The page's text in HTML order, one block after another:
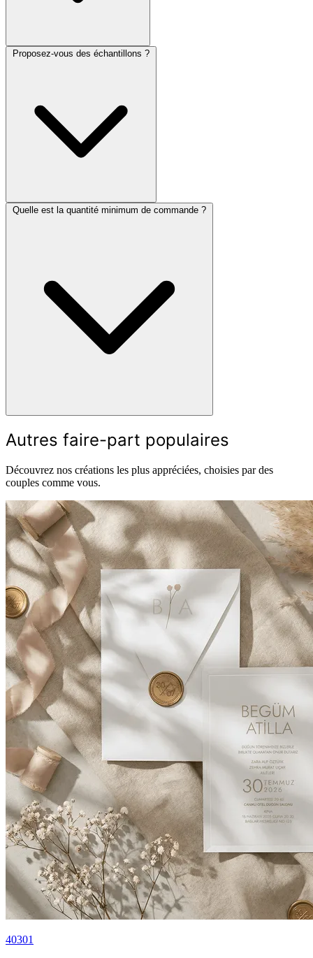
Proposez-vous des échantillons ?
Quelle est la quantité minimum de commande ?
Autres faire-part populaires
Découvrez nos créations les plus appréciées, choisies par des
couples comme vous.
40301